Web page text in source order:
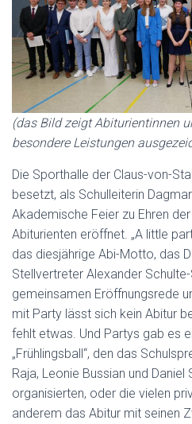
(das Bild zeigt Abiturientinnen
besondere Leistungen
Die Sporthalle der Claus-von-
besetzt, als Schulleiterin
Akademische Feier zu Ehren
Abiturienten eröffnet. „A little
das diesjährige Abi-Motto, das
Stellvertreter Alexander
gemeinsamen Eröffnungsrede
mit Party lässt sich kein Abitur
fehlt etwas. Und Partys gab es
„Frühlingsball“, den das
Raja, Leonie Bussian und Daniel
organisierten, oder die vielen
anderem das Abitur mit seinen